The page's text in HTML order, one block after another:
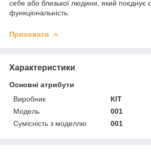
себе або близької людини, який поєднує
функціональність.
Приховати
Характеристики
Основні атрибути
Виробник
КІТ
Модель
001
Сумісність з моделлю
001